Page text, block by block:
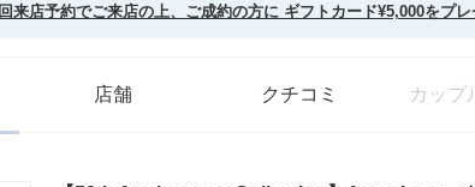
来店予約でご来店の上、ご成約の方に ギフトカード¥5,000をプレ
店舗 クチコミ カップ